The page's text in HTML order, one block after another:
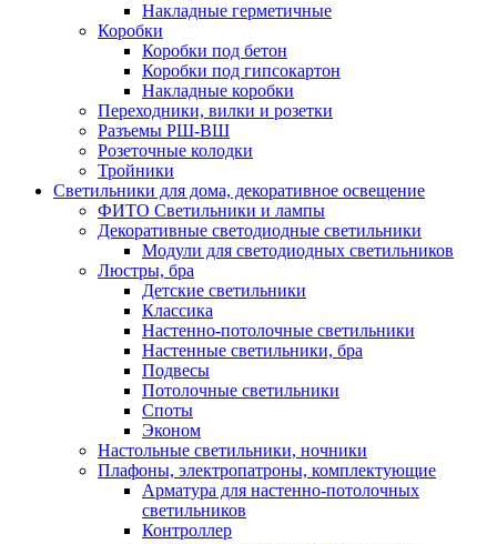
Накладные герметичные
Коробки
Коробки под бетон
Коробки под гипсокартон
Накладные коробки
Переходники, вилки и розетки
Разъемы РШ-ВШ
Розеточные колодки
Тройники
Светильники для дома, декоративное освещение
ФИТО Светильники и лампы
Декоративные светодиодные светильники
Модули для светодиодных светильников
Люстры, бра
Детские светильники
Классика
Настенно-потолочные светильники
Настенные светильники, бра
Подвесы
Потолочные светильники
Споты
Эконом
Настольные светильники, ночники
Плафоны, электропатроны, комплектующие
Арматура для настенно-потолочных
светильников
Контроллер